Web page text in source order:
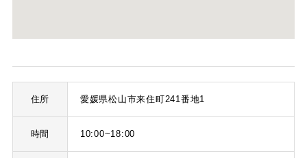
住所 愛媛県松山市来住町241番地1
時間 10:00~18:00